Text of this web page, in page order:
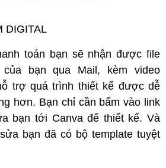
DIGITAL
toán bạn sẽ nhận được file
của bạn qua Mail, kèm video
trợ quá trình thiết kế được dễ
hơn. Bạn chỉ cần bấm vào link
bạn tới Canva để thiết kế. Và
bạn đã có bộ template tuyệt